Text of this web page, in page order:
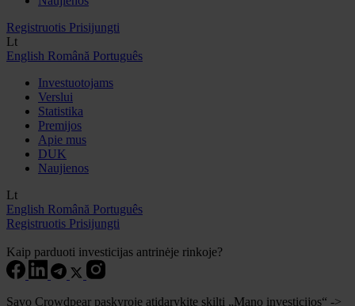
Registruotis Prisijungti
Lt
English Română Português
Investuotojams
Verslui
Statistika
Premijos
Apie mus
DUK
Naujienos
Lt
English Română Português
Registruotis Prisijungti
Kaip parduoti investicijas antrinėje rinkoje?
Savo Crowdpear paskyroje atidarykite skiltį „Mano investicijos“ ->